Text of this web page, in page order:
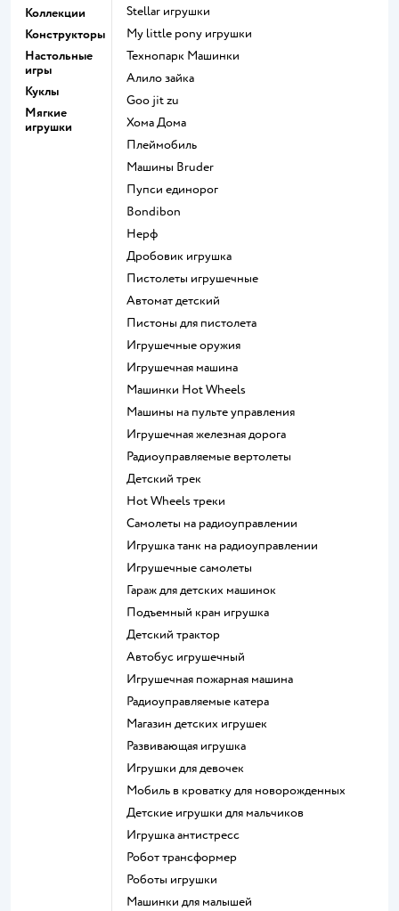
Коллекции
Конструкторы
Настольные
игры
Куклы
Мягкие
игрушки
Stellar игрушки
my little pony игрушки
Технопарк Машинки
Алило зайка
Goo jit zu
Хома Дома
Плеймобиль
Машины Bruder
Пупси единорог
Bondibon
Нерф
Дробовик игрушка
Пистолеты игрушечные
Автомат детский
Пистоны для пистолета
Игрушечные оружия
Игрушечная машина
Машинки Hot Wheels
Машины на пульте управления
Игрушечная железная дорога
Радиоуправляемые вертолеты
Детский трек
Hot Wheels треки
Самолеты на радиоуправлении
Игрушка танк на радиоуправлении
Игрушечные самолеты
Гараж для детских машинок
Подъемный кран игрушка
Детский трактор
Автобус игрушечный
Игрушечная пожарная машина
Радиоуправляемые катера
Магазин детских игрушек
Развивающая игрушка
Игрушки для девочек
Мобиль в кроватку для новорожденных
Детские игрушки для мальчиков
Игрушка антистресс
Робот трансформер
Роботы игрушки
Машинки для малышей